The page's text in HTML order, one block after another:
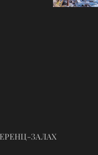
ЗАЛАХ